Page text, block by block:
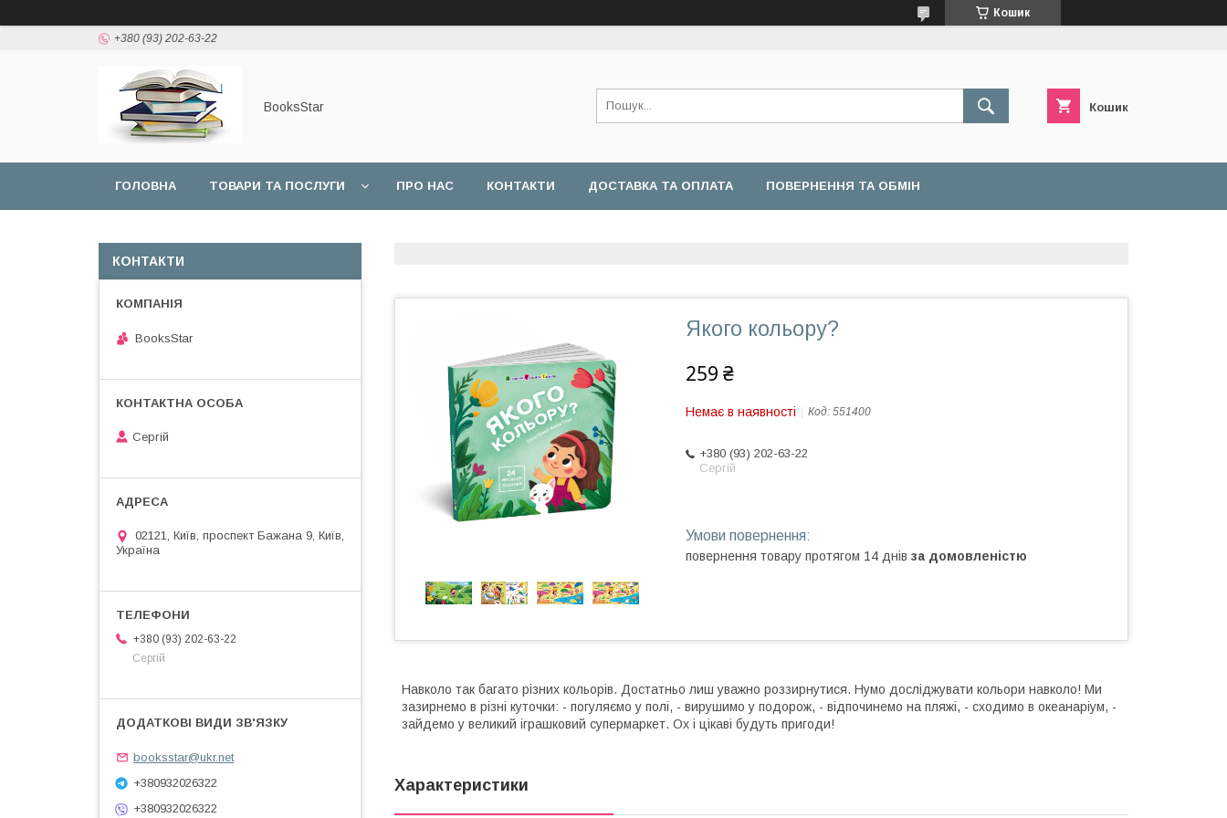
Кошик
+380 (93) 202-63-22
BooksStar Кошик
ГОЛОВНА ТОВАРИ ТА ПОСЛУГИ ПРО НАС КОНТАКТИ ДОСТАВКА ТА ОПЛАТА ПОВЕРНЕННЯ ТА ОБМІН
Якого кольору?
259 ₴
Немає в наявності Код: 551400
+380 (93) 202-63-22
Сергій
повернення товару протягом 14 днів за домовленістю
Навколо так багато різних кольорів. Достатньо лиш уважно роззирнутися. Нумо досліджувати кольори навколо! Ми
зазирнемо в різні куточки: - погуляємо у полі, - вирушимо у подорож, - відпочинемо на пляжі, - сходимо в океанаріум, -
зайдемо у великий іграшковий супермаркет. Ох і цікаві будуть пригоди!
Характеристики
КОНТАКТИ
BooksStar
Сергій
02121, Київ, проспект Бажана 9, Київ,
Україна
+380 (93) 202-63-22
Сергій
booksstar@ukr.net
+380932026322
+380932026322